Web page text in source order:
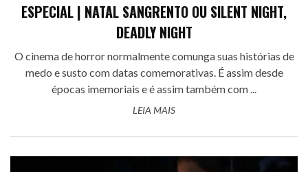
ESPECIAL | NATAL SANGRENTO OU SILENT NIGHT,
DEADLY NIGHT
O cinema de horror normalmente comunga suas histórias de
medo e susto com datas comemorativas. É assim desde
épocas imemoriais e é assim também com ...
LEIA MAIS